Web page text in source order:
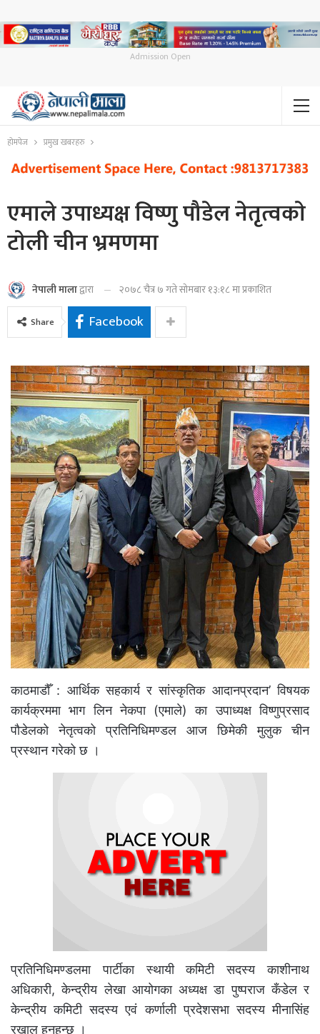
Admission Open
होमपेज प्रमुख खबरहरु
एमाले उपाध्यक्ष विष्णु पौडेल नेतृत्वकाे
टाेली चीन भ्रमणमा
नेपाली मालाद्वारा २०७८ चैत्र ७ गते सोमबार १३:१८ मा प्रकाशित
Share Facebook
काठमाडौँ : आर्थिक सहकार्य र सांस्कृतिक आदानप्रदान’ विषयक
कार्यक्रममा भाग लिन नेकपा (एमाले) का उपाध्यक्ष विष्णुप्रसाद
पौडेलको नेतृत्वको प्रतिनिधिमण्डल आज छिमेकी मुलुक चीन
प्रस्थान गरेको छ ।
प्रतिनिधिमण्डलमा पार्टीका स्थायी कमिटी सदस्य काशीनाथ
अधिकारी, केन्द्रीय लेखा आयोगका अध्यक्ष डा पुष्पराज कँडेल र
केन्द्रीय कमिटी सदस्य एवं कर्णाली प्रदेशसभा सदस्य मीनासिंह
रखाल हुनुहुन्छ ।